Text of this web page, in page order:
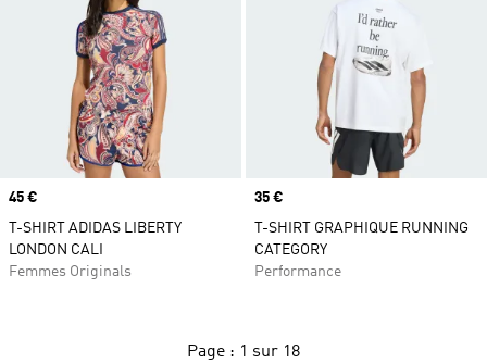
Prix
45 €
T-SHIRT ADIDAS LIBERTY
LONDON CALI
Femmes Originals
Prix
35 €
T-SHIRT GRAPHIQUE RUNNING
CATEGORY
Performance
Page : 1 sur 18